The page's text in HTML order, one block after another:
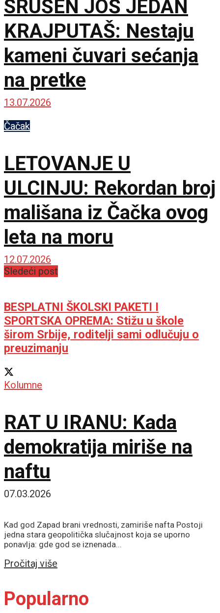
SRUŠEN JOŠ JEDAN
KRAJPUTAŠ: Nestaju
kameni čuvari sećanja
na pretke
13.07.2026
Čačak
LETOVANJE U
ULCINJU: Rekordan broj
mališana iz Čačka ovog
leta na moru
12.07.2026
Sledeći post
BESPLATNI ŠKOLSKI PAKETI I
SPORTSKA OPREMA: Stižu u škole
širom Srbije, roditelji sami odlučuju o
preuzimanju
Kolumne
RAT U IRANU: Kada
demokratija miriše na
naftu
07.03.2026
Kad god Zapad brani vrednosti, zamiriše nafta Postoji
jedna stara geopolitička slučajnost koja se uporno
ponavlja: gde god se iznenada...
Pročitaj više
Popularno